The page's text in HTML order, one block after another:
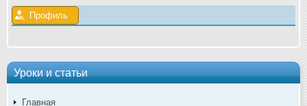
Уроки и статьи
Главная
Профиль